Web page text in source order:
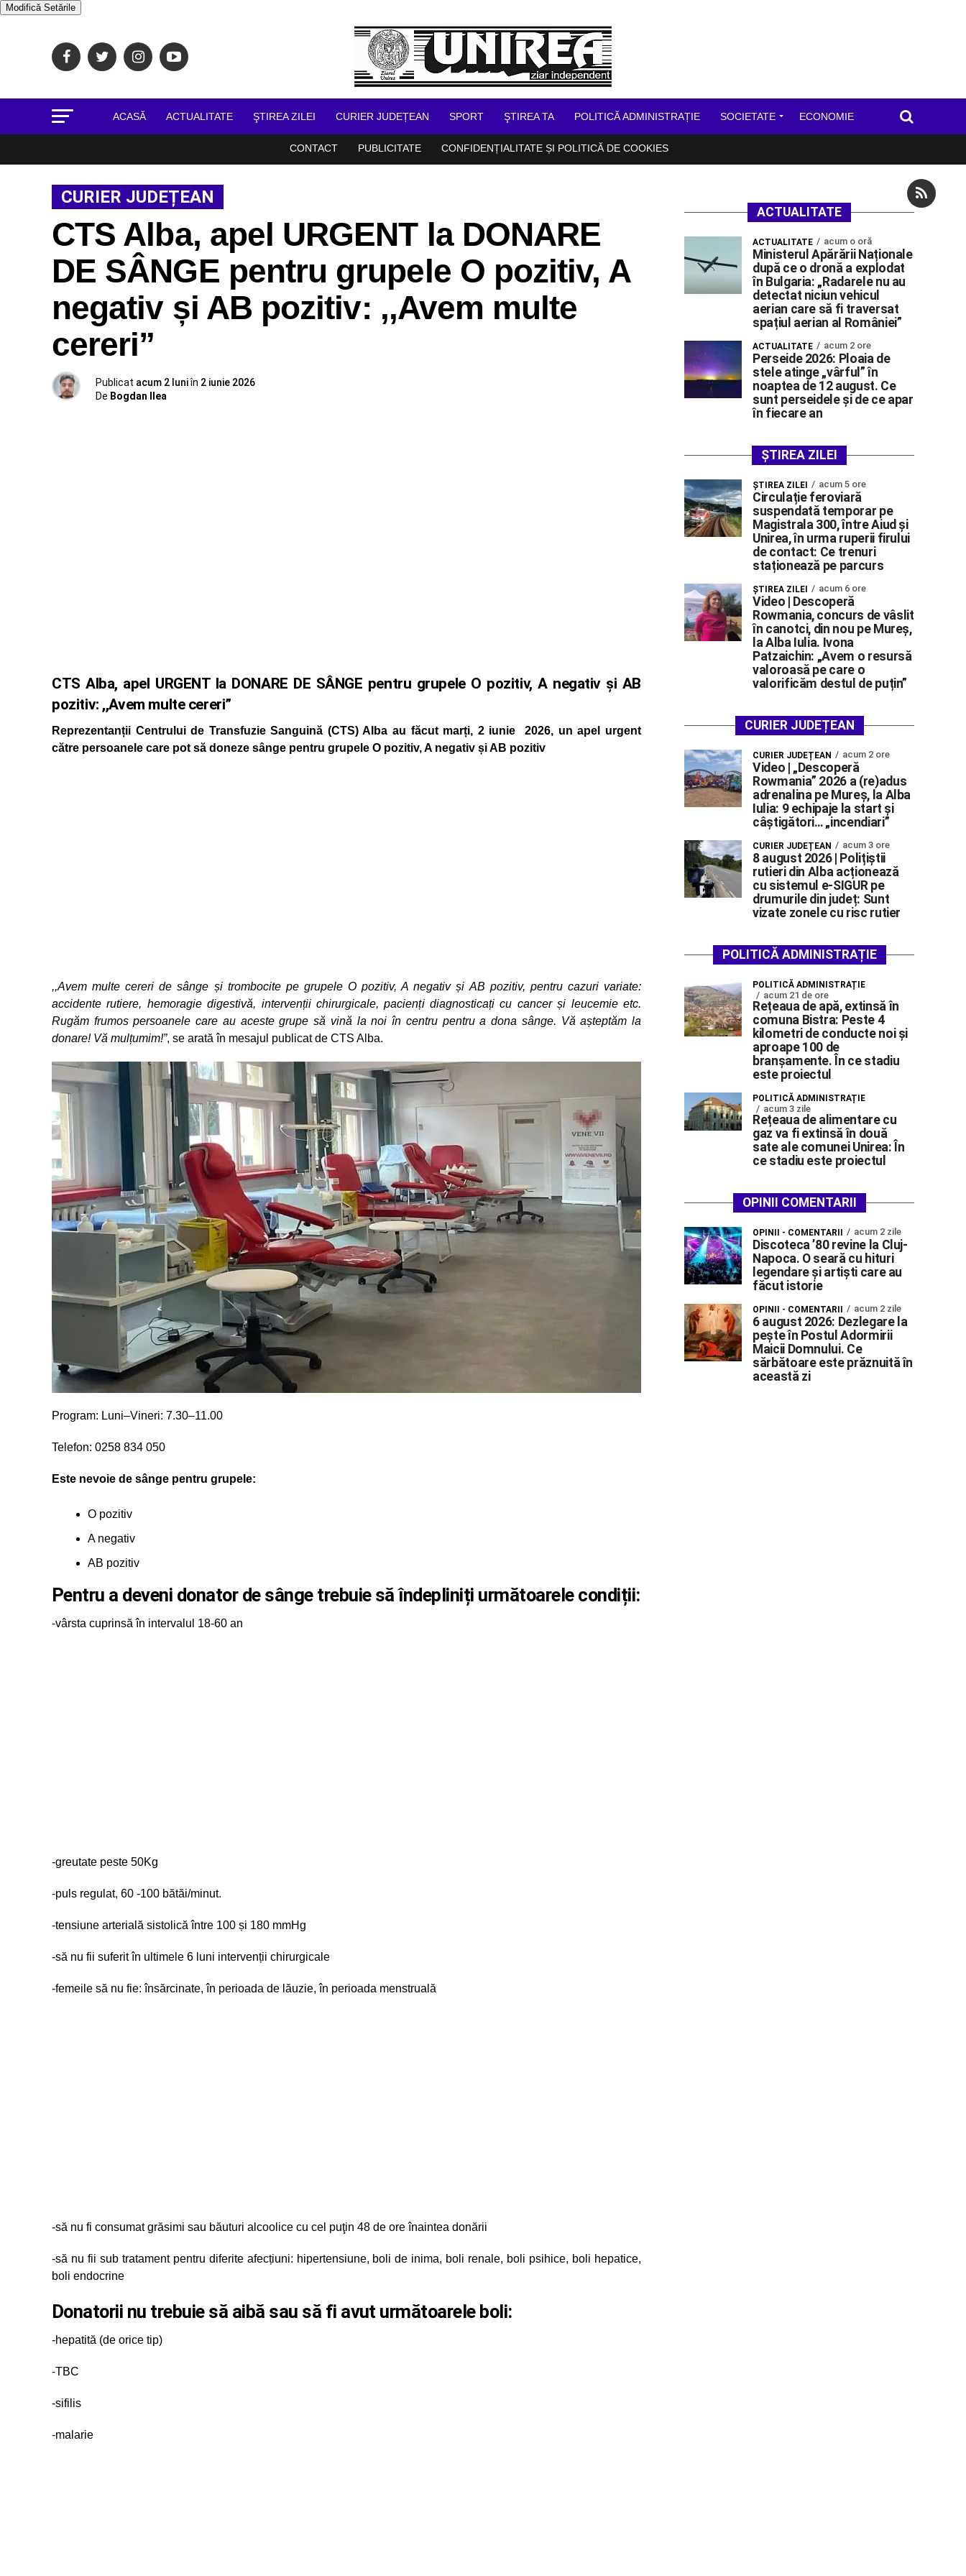
Modifică Setările
ACASĂ ACTUALITATE ŞTIREA ZILEI CURIER JUDEȚEAN SPORT ŞTIREA TA POLITICĂ ADMINISTRAȚIE SOCIETATE ECONOMIE
CONTACT PUBLICITATE CONFIDENȚIALITATE ȘI POLITICĂ DE COOKIES
CURIER JUDEȚEAN
CTS Alba, apel URGENT la DONARE
DE SÂNGE pentru grupele O pozitiv, A
negativ și AB pozitiv: ,,Avem multe
cereri”
Publicat acum 2 luniîn 2 iunie 2026
De Bogdan Ilea
CTS Alba, apel URGENT la DONARE DE SÂNGE pentru grupele O pozitiv, A negativ și AB
pozitiv: ,,Avem multe cereri”
Reprezentanții Centrului de Transfuzie Sanguină (CTS) Alba au făcut marți, 2 iunie 2026, un apel urgent
către persoanele care pot să doneze sânge pentru grupele O pozitiv, A negativ și AB pozitiv
,,Avem multe cereri de sânge și trombocite pe grupele O pozitiv, A negativ și AB pozitiv, pentru cazuri variate:
accidente rutiere, hemoragie digestivă, intervenții chirurgicale, pacienți diagnosticați cu cancer și leucemie etc.
Rugăm frumos persoanele care au aceste grupe să vină la noi în centru pentru a dona sânge. Vă așteptăm la
donare! Vă mulțumim!”, se arată în mesajul publicat de CTS Alba.
Program: Luni–Vineri: 7.30–11.00
Telefon: 0258 834 050
Este nevoie de sânge pentru grupele:
O pozitiv
A negativ
AB pozitiv
Pentru a deveni donator de sânge trebuie să îndepliniți următoarele condiții:
-vârsta cuprinsă în intervalul 18-60 an
-greutate peste 50Kg
-puls regulat, 60 -100 bătăi/minut.
-tensiune arterială sistolică între 100 și 180 mmHg
-să nu fii suferit în ultimele 6 luni intervenții chirurgicale
-femeile să nu fie: însărcinate, în perioada de lăuzie, în perioada menstruală
-să nu fi consumat grăsimi sau băuturi alcoolice cu cel puţin 48 de ore înaintea donării
-să nu fii sub tratament pentru diferite afecțiuni: hipertensiune, boli de inima, boli renale, boli psihice, boli hepatice,
boli endocrine
Donatorii nu trebuie să aibă sau să fi avut următoarele boli:
-hepatită (de orice tip)
-TBC
-sifilis
-malarie
ACTUALITATE
ACTUALITATE acum o oră
Ministerul Apărării Naționale
după ce o dronă a explodat
în Bulgaria: „Radarele nu au
detectat niciun vehicul
aerian care să fi traversat
spațiul aerian al României”
ACTUALITATE acum 2 ore
Perseide 2026: Ploaia de
stele atinge „vârful” în
noaptea de 12 august. Ce
sunt perseidele și de ce apar
în fiecare an
ȘTIREA ZILEI
ŞTIREA ZILEI acum 5 ore
Circulație feroviară
suspendată temporar pe
Magistrala 300, între Aiud și
Unirea, în urma ruperii firului
de contact: Ce trenuri
staționează pe parcurs
ŞTIREA ZILEI acum 6 ore
Video | Descoperă
Rowmania, concurs de vâslit
în canotci, din nou pe Mureș,
la Alba Iulia. Ivona
Patzaichin: „Avem o resursă
valoroasă pe care o
valorificăm destul de puțin”
CURIER JUDEȚEAN
CURIER JUDEȚEAN acum 2 ore
Video | „Descoperă
Rowmania” 2026 a (re)adus
adrenalina pe Mureș, la Alba
Iulia: 9 echipaje la start și
câștigători… „incendiari”
CURIER JUDEȚEAN acum 3 ore
8 august 2026 | Polițiștii
rutieri din Alba acționează
cu sistemul e-SIGUR pe
drumurile din județ: Sunt
vizate zonele cu risc rutier
POLITICĂ ADMINISTRAȚIE
POLITICĂ ADMINISTRAȚIE
acum 21 de ore
Rețeaua de apă, extinsă în
comuna Bistra: Peste 4
kilometri de conducte noi și
aproape 100 de
branșamente. În ce stadiu
este proiectul
POLITICĂ ADMINISTRAȚIE
acum 3 zile
Rețeaua de alimentare cu
gaz va fi extinsă în două
sate ale comunei Unirea: În
ce stadiu este proiectul
OPINII COMENTARII
OPINII - COMENTARII acum 2 zile
Discoteca ’80 revine la Cluj-
Napoca. O seară cu hituri
legendare și artiști care au
făcut istorie
OPINII - COMENTARII acum 2 zile
6 august 2026: Dezlegare la
pește în Postul Adormirii
Maicii Domnului. Ce
sărbătoare este prăznuită în
această zi